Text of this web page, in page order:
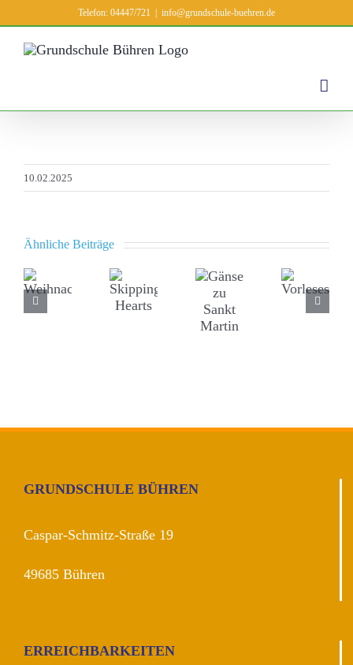
Telefon: 04447/721 info@grundschule-buehren.de
10.02.2025
Ähnliche Beiträge
Skipping
Gänse
zu
Sankt
GRUNDSCHULE BÜHREN
Caspar-Schmitz-Straße 19
49685 Bühren
ERREICHBARKEITEN